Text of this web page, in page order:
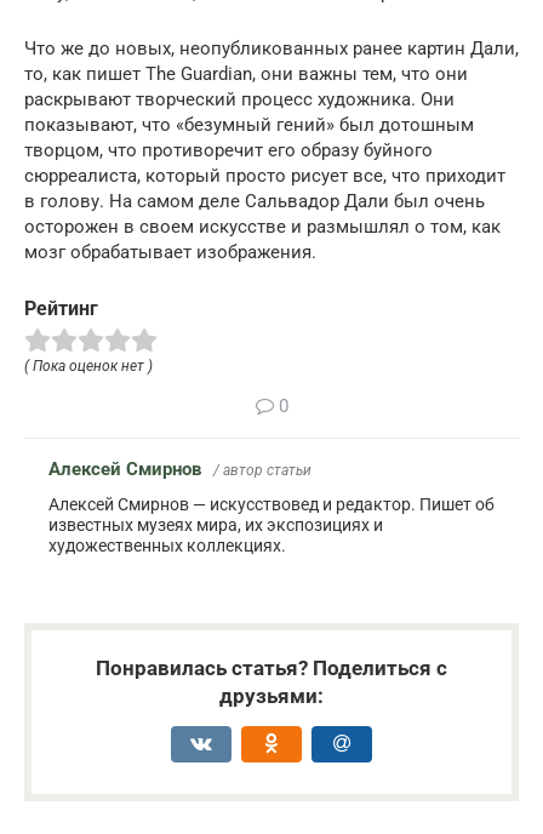
Что же до новых, неопубликованных ранее картин Дали,
то, как пишет The Guardian, они важны тем, что они
раскрывают творческий процесс художника. Они
показывают, что «безумный гений» был дотошным
творцом, что противоречит его образу буйного
сюрреалиста, который просто рисует все, что приходит
в голову. На самом деле Сальвадор Дали был очень
осторожен в своем искусстве и размышлял о том, как
мозг обрабатывает изображения.
Рейтинг
( Пока оценок нет )
0
Алексей Смирнов / автор статьи
Алексей Смирнов — искусствовед и редактор. Пишет об
известных музеях мира, их экспозициях и
художественных коллекциях.
Понравилась статья? Поделиться с
друзьями: